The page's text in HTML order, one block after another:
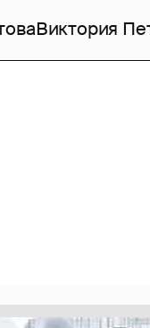
Виктория